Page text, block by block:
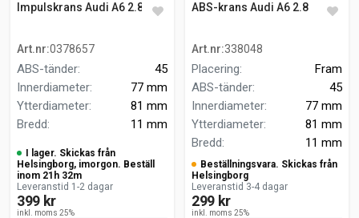
Impulskrans Audi A6 2.8
Art.nr:0378657
ABS-tänder:
45
Innerdiameter:
77 mm
Ytterdiameter:
81 mm
Bredd: 11 mm
I lager. Skickas från
Helsingborg, imorgon. Beställ
inom 21h 32m
Leveranstid 1-2 dagar
399 kr
inkl. moms 25%
ABS-krans Audi A6 2.8
Art.nr:338048
Placering:
Fram
ABS-tänder:
45
Innerdiameter:
77 mm
Ytterdiameter:
81 mm
Bredd: 11 mm
Beställningsvara. Skickas från
Helsingborg
Leveranstid 3-4 dagar
299 kr
inkl. moms 25%